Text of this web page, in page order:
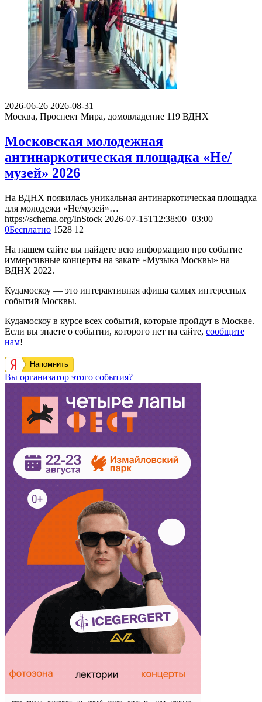
2026-06-26 2026-08-31
Москва, Проспект Мира, домовладение 119 ВДНХ
Московская молодежная
антинаркотическая площадка «Не/
музей» 2026
На ВДНХ появилась уникальная антинаркотическая площадка
для молодежи «Не/музей»…
https://schema.org/InStock 2026-07-15T12:38:00+03:00
0Бесплатно 1528 12
На нашем сайте вы найдете всю информацию про событие
иммерсивные концерты на закате «Музыка Москвы» на
ВДНХ 2022.
Кудамоскоу — это интерактивная афиша самых интересных
событий Москвы.
Кудамоскоу в курсе всех событий, которые пройдут в Москве.
Если вы знаете о событии, которого нет на сайте, сообщите
нам!
Напомнить
Вы организатор этого события?